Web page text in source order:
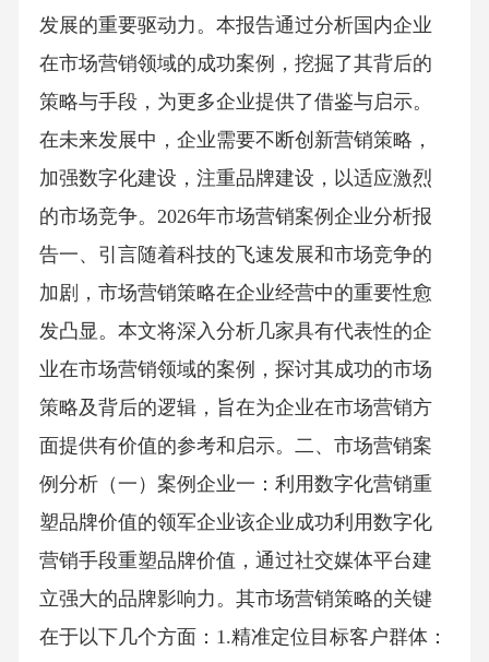
发展的重要驱动力。本报告通过分析国内企业
在市场营销领域的成功案例，挖掘了其背后的
策略与手段，为更多企业提供了借鉴与启示。
在未来发展中，企业需要不断创新营销策略，
加强数字化建设，注重品牌建设，以适应激烈
的市场竞争。2026年市场营销案例企业分析报
告一、引言随着科技的飞速发展和市场竞争的
加剧，市场营销策略在企业经营中的重要性愈
发凸显。本文将深入分析几家具有代表性的企
业在市场营销领域的案例，探讨其成功的市场
策略及背后的逻辑，旨在为企业在市场营销方
面提供有价值的参考和启示。二、市场营销案
例分析（一）案例企业一：利用数字化营销重
塑品牌价值的领军企业该企业成功利用数字化
营销手段重塑品牌价值，通过社交媒体平台建
立强大的品牌影响力。其市场营销策略的关键
在于以下几个方面：1.精准定位目标客户群体：